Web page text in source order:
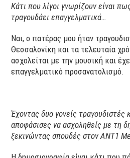
Κάτι που λίγοι γνωρίζουν είναι
τραγουδάει επαγγελματικά…
Ναι, ο πατέρας μου ήταν
Θεσσαλονίκη και τα τελευταία
ασχολείται με την μουσική και
επαγγελματικό προσανατολισμό.
Έχοντας δυο γονείς τραγουδιστές
αποφάσισες να ασχοληθείς με τη
ξεκινώντας σπουδές στον ΑΝΤ1